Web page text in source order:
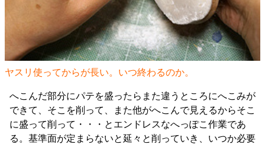
ヤスリ使ってからが長い。いつ終わるのか。
へこんだ部分にパテを盛ったらまた違うところにへこみが
できて、そこを削って、また他がへこんで見えるからそこ
に盛って削って・・・とエンドレスなへっぽこ作業であ
る。基準面が定まらないと延々と削っていき、いつか必要